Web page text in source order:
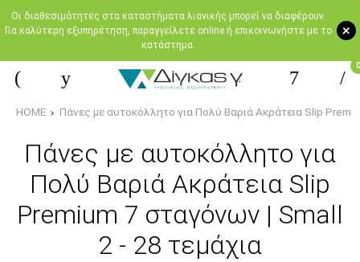
+
Oι διαθεσιμότητες στα καταστήματα λιανικής μπορεί να διαφέρουν.
Για καλύτερη εξυπηρέτηση, παραγγείλετε online ή επικοινωνήστε με το
κατάστημα.
0
HOME Πάνες με αυτοκόλλητο για Πολύ Βαριά Ακράτεια Slip
Πάνες με αυτοκόλλητο για
Πολύ Βαριά Ακράτεια Slip
Premium 7 σταγόνων | Small
2 - 28 τεμάχια